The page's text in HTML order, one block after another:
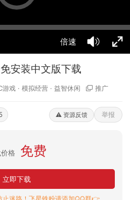
倍速
安装中文版下载
游戏 · 模拟经营 · 益智休闲 推广
⚠️ 资源反馈 举报
格 免费
立即下载